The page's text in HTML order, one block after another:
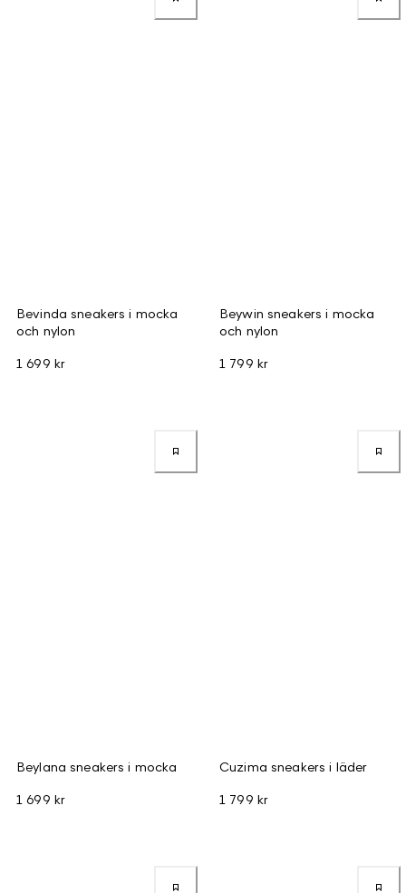
Bevinda sneakers i mocka
och nylon
1 699 kr
Beywin sneakers i mocka
och nylon
1 799 kr
Beylana sneakers i mocka
1 699 kr
Cuzima sneakers i läder
1 799 kr